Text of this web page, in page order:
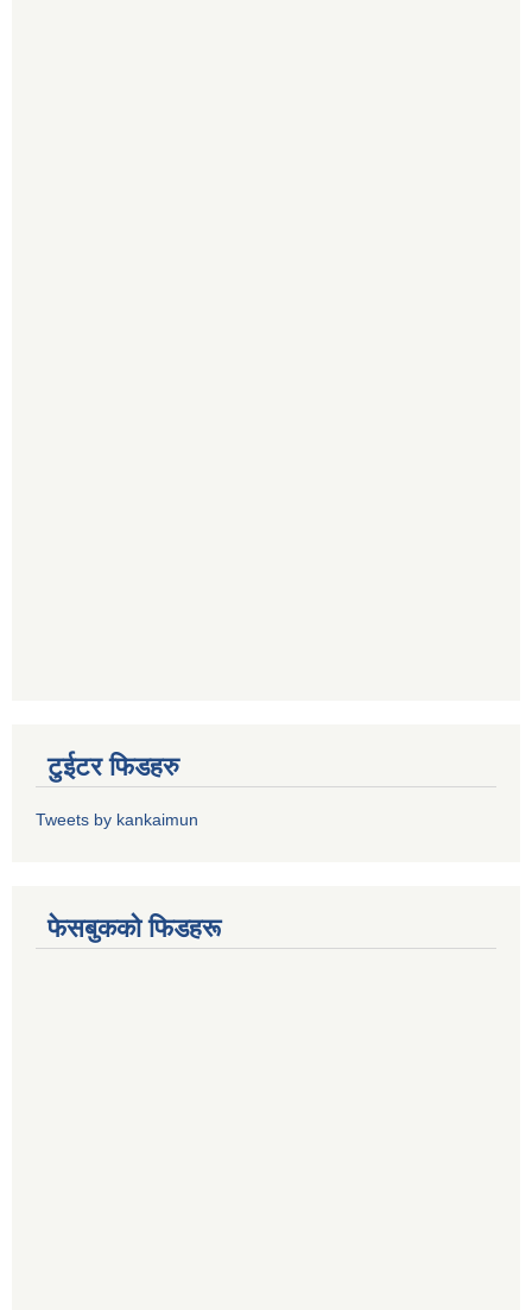
टुईटर फिडहरु
Tweets by kankaimun
फेसबुकको फिडहरू